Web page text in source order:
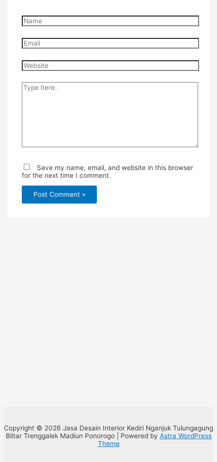
Name
Email
Website
Type
here..
Save my name, email, and website in this browser
for the next time I comment.
Copyright © 2026 Jasa Desain Interior Kediri Nganjuk Tulungagung
Blitar Trenggalek Madiun Ponorogo | Powered by Astra WordPress
Theme